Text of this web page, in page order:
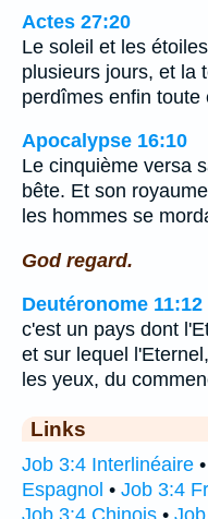
Actes 27:20
Le soleil et les
plusieurs jours, et la
perdîmes enfin toute
Apocalypse 16:10
Le cinquième versa
bête. Et son
les hommes se
God regard.
Deutéronome 11:12
c'est un pays dont
et sur lequel
les yeux, du
Links
Job 3:4 Interlinéaire •
Espagnol • Job 3:4